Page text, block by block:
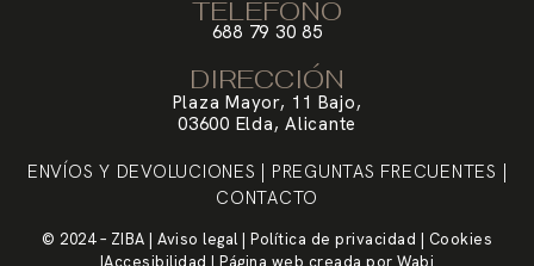
TELÉFONO
688 79 30 85
DIRECCIÓN
Plaza Mayor, 11 Bajo,
03600 Elda, Alicante
ENVÍOS Y DEVOLUCIONES | PREGUNTAS FRECUENTES |
CONTACTO
© 2024 – ZIBA | Aviso legal | Política de privacidad | Cookies